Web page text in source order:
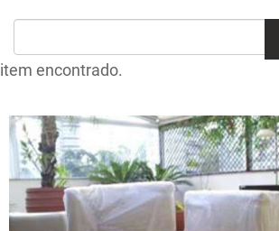
item encontrado.